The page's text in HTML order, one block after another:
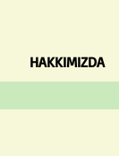
HAKKIMIZDA